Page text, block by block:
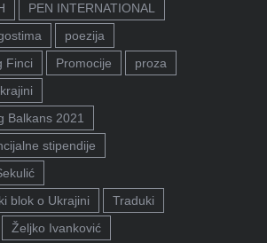
PEN INTERNATIONAL
poezija
Finci
Promocije
proza
Balkans 2021
stipendije
blok o Ukrajini
Traduki
Željko Ivanković